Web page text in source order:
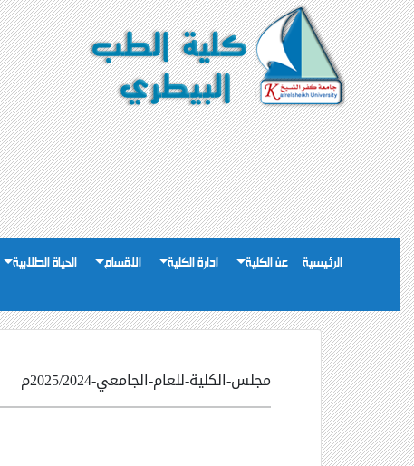
الرئيسية عن الكلية ادارة الكلية الاقسام الحياة الطلابية
مجلس-الكلية-للعام-الجامعي-2025/2024م